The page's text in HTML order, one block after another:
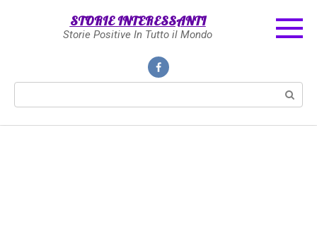
STORIE INTERESSANTI
Storie Positive In Tutto il Mondo